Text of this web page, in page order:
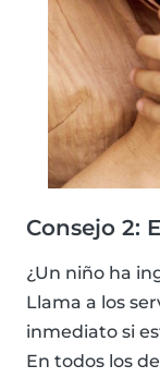
Consejo 2:
¿Un niño ha
Llama a los
inmediato si
En todos los